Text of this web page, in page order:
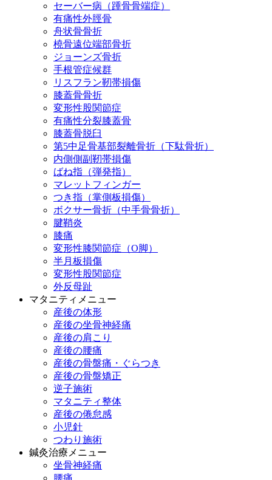
セーバー病（踵骨骨端症）
有痛性外脛骨
舟状骨骨折
橈骨遠位端部骨折
ジョーンズ骨折
手根管症候群
リスフラン靭帯損傷
膝蓋骨骨折
変形性股関節症
有痛性分裂膝蓋骨
膝蓋骨脱臼
第5中足骨基部裂離骨折（下駄骨折）
内側側副靭帯損傷
ばね指（弾発指）
マレットフィンガー
つき指（掌側板損傷）
ボクサー骨折（中手骨骨折）
腱鞘炎
膝痛
変形性膝関節症（O脚）
半月板損傷
変形性股関節症
外反母趾
マタニティメニュー
産後の体形
産後の坐骨神経痛
産後の肩こり
産後の腰痛
産後の骨盤痛・ぐらつき
産後の骨盤矯正
逆子施術
マタニティ整体
産後の倦怠感
小児針
つわり施術
鍼灸治療メニュー
坐骨神経痛
腰痛